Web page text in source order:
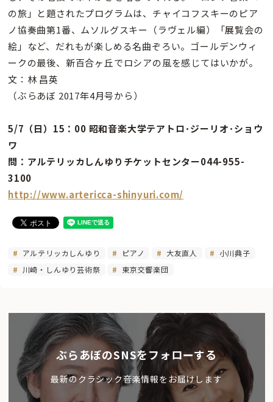
の旅」と題されたプログラムは、チャイコフスキーのピア
ノ協奏曲第1番、ムソルグスキー（ラヴェル編）「展覧会の
絵」など、だれもが楽しめる名曲ぞろい。ゴールデンウィ
ークの最後、新百合ヶ丘でロシアの風を感じてはいかが。
文：林 昌英
（ぶらあぼ 2017年4月号から）
5/7（日）15：00 昭和音楽大学テアトロ･ジーリオ･ショウ
ワ
問：アルテリッカしんゆりチケットセンター044-955-
3100
http://www.artericca-shinyuri.com/
アルテリッカしんゆり ピアノ 大友直人
小川典子
川崎・しんゆり芸術祭
東京交響楽団
ぶらあぼのSNSをフォローする
最新のクラシック音楽情報をお届けします